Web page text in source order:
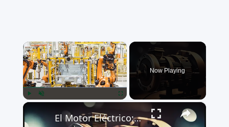
×
Now Playing
×
El Motor Eléctrico: Revolución en la Ingeniería